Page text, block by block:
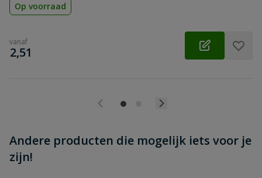
Op voorraad
vanaf
€
2,51
Andere producten die mogelijk iets voor je
zijn!